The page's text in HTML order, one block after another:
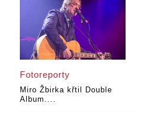
Fotoreporty
Miro Žbirka křtil Double
Album....